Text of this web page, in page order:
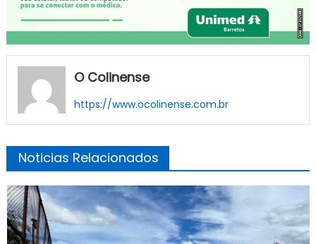
O Colinense
https://www.ocolinense.com.br
Noticias Relacionados